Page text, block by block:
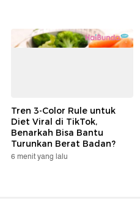
Tren 3-Color Rule untuk
Diet Viral di TikTok,
Benarkah Bisa Bantu
Turunkan Berat Badan?
6 menit yang lalu